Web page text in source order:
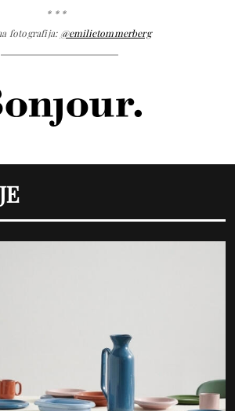
* * *
fotografija: @emilietommerberg